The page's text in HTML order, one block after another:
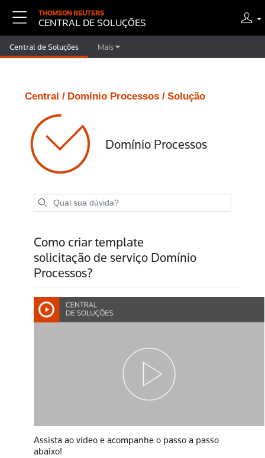
THOMSON REUTERS
CENTRAL DE SOLUÇÕES
Central de Soluções Mais
Central / Domínio Processos / Solução
Domínio Processos
Como criar template
solicitação de serviço Domínio
Processos?
Assista ao vídeo e acompanhe o passo a passo
abaixo!